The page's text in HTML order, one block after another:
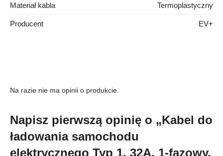
Materiał kabla Termoplastyczny
Producent EV+
Na razie nie ma opinii o produkcie.
Napisz pierwszą opinię o „Kabel do
ładowania samochodu
elektrycznego Typ 1, 32A, 1-fazowy,